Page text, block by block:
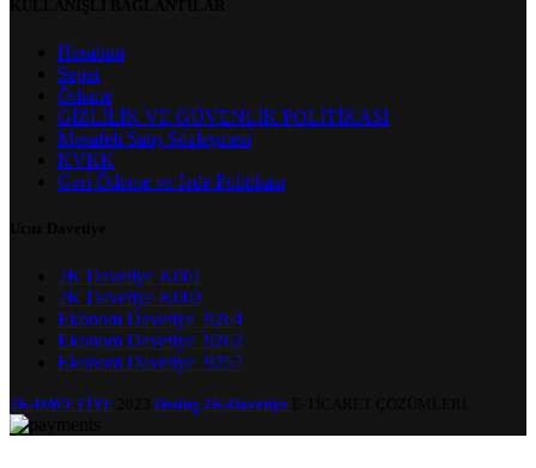
Hesabım
Sepet
Ödeme
GİZLİLİK VE GÜVENLİK POLİTİKASI
Mesafeli Satış Sözleşmesi
KVKK
Geri Ödeme ve İade Politikası
2K Davetiye K001
2K Davetiye K002
Ekonom Davetiye_9264
Ekonom Davetiye_9262
Ekonom Davetiye_9257
2K-DAVETİYE Desing 2K-Davetiye